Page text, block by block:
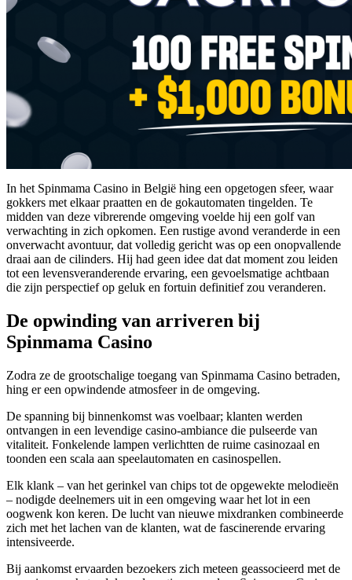
In het Spinmama Casino in België hing een opgetogen sfeer, waar
gokkers met elkaar praatten en de gokautomaten tingelden. Te
midden van deze vibrerende omgeving voelde hij een golf van
verwachting in zich opkomen. Een rustige avond veranderde in een
onverwacht avontuur, dat volledig gericht was op een onopvallende
draai aan de cilinders. Hij had geen idee dat dat moment zou leiden
tot een levensveranderende ervaring, een gevoelsmatige achtbaan
die zijn perspectief op geluk en fortuin definitief zou veranderen.
De opwinding van arriveren bij
Spinmama Casino
Zodra ze de grootschalige toegang van Spinmama Casino betraden,
hing er een opwindende atmosfeer in de omgeving.
De spanning bij binnenkomst was voelbaar; klanten werden
ontvangen in een levendige casino-ambiance die pulseerde van
vitaliteit. Fonkelende lampen verlichtten de ruime casinozaal en
toonden een scala aan speelautomaten en casinospellen.
Elk klank – van het gerinkel van chips tot de opgewekte melodieën
– nodigde deelnemers uit in een omgeving waar het lot in een
oogwenk kon keren. De lucht van nieuwe mixdranken combineerde
zich met het lachen van de klanten, wat de fascinerende ervaring
intensiveerde.
Bij aankomst ervaarden bezoekers zich meteen geassocieerd met de